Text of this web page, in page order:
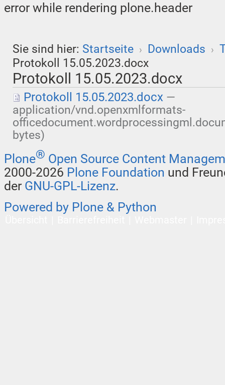
error while rendering plone.header
Sie sind hier: Startseite › Downloads ›
Protokoll 15.05.2023.docx
Protokoll 15.05.2023.docx
Protokoll 15.05.2023.docx —
application/vnd.openxmlformats-
bytes)
Plone® Open Source Content
2000-2026 Plone Foundation und
der GNU-GPL-Lizenz.
Powered by Plone & Python